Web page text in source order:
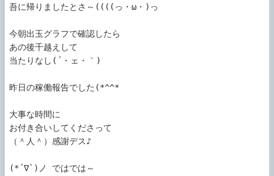
吾に帰りましたとさ～((((っ・ω・)っ
今朝出玉グラフで確認したら
あの後千越えして
当たりなし(´・ェ・｀)
昨日の稼働報告でした(*^^*ゞ
大事な時間に
お付き合いしてくださって
（＾人＾）感謝デス♪
(*´∇`)ノ ではでは～